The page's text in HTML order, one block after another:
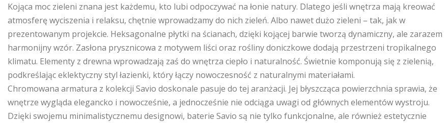
Kojąca moc zieleni znana jest każdemu, kto lubi odpoczywać na łonie natury. Dlatego jeśli wnętrza mają kreować
atmosferę wyciszenia i relaksu, chętnie wprowadzamy do nich zieleń. Albo nawet dużo zieleni – tak, jak w
prezentowanym projekcie. Heksagonalne płytki na ścianach, dzięki kojącej barwie tworzą dynamiczny, ale zarazem
harmonijny wzór. Zasłona prysznicowa z motywem liści oraz rośliny doniczkowe dodają przestrzeni tropikalnego
klimatu. Elementy z drewna wprowadzają zaś do wnętrza ciepło i naturalność. Świetnie komponują się z zielenią,
podkreślając eklektyczny styl łazienki, który łączy nowoczesność z naturalnymi materiałami.
Chromowana armatura z kolekcji Savio doskonale pasuje do tej aranżacji. Jej błyszcząca powierzchnia sprawia, że
wnętrze wygląda elegancko i nowocześnie, a jednocześnie nie odciąga uwagi od głównych elementów wystroju.
Dzięki swojemu minimalistycznemu designowi, baterie Savio są nie tylko funkcjonalne, ale również estetycznie